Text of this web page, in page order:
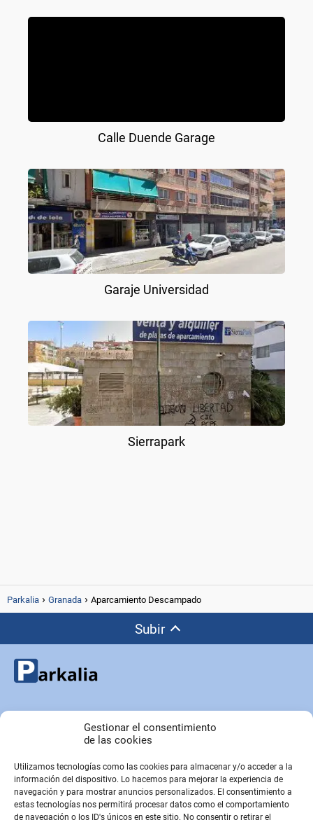
Gestionar el consentimiento
de las cookies
Utilizamos tecnologías como las cookies para almacenar y/o acceder a la
información del dispositivo. Lo hacemos para mejorar la experiencia de
navegación y para mostrar anuncios personalizados. El consentimiento a
estas tecnologías nos permitirá procesar datos como el comportamiento
de navegación o los ID's únicos en este sitio. No consentir o retirar el
Calle Duende Garage
Garaje Universidad
Sierrapark
Parkalia Granada Aparcamiento Descampado
Subir
Copyright © Parkalia.es
PÁGINAS EMPRESA
Contacto
Sobre Nosotros